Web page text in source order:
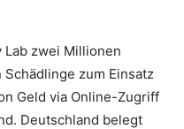
Lab zwei Millionen
zum Einsatz
Geld via Online-Zugriff
Deutschland belegt